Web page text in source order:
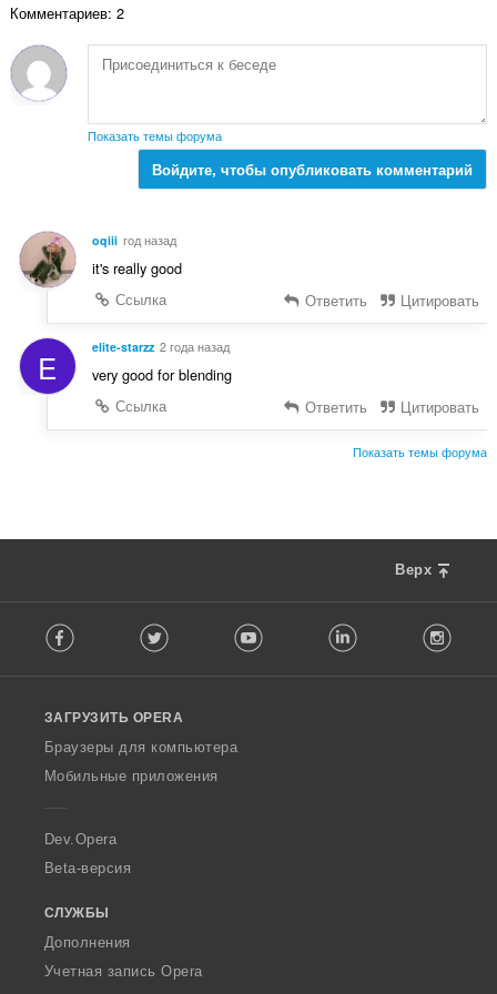
:ц
е
к
:
Комментариев: 2
Показать темы форума
Войдите, чтобы опубликовать комментарий
oqiii год назад
it's really good
Ссылка
Ответить Цитировать
E elite-starzz 2 года назад
very good for blending
Ссылка
Ответить Цитировать
Показать темы форума
Верх
o
w
O
p
a
Facebook Twitter Youtube LinkedIn
ЗАГРУЗИТЬ OPERA
Браузеры для компьютера
Мобильные приложения
Dev.Opera
Beta-версия
СЛУЖБЫ
Дополнения
Учетная запись Opera